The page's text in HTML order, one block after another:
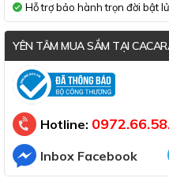
Hỗ trợ bảo hành trọn đời bật
YÊN TÂM MUA SẮM TẠI
Đã thông báo Bộ Công Thương
Hotline:
Inbox Facebook